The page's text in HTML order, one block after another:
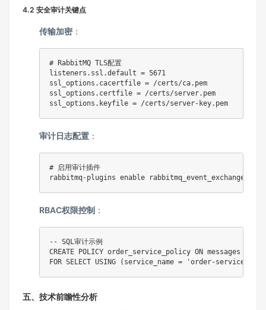
4.2 安全审计关键点
传输加密 ：
# RabbitMQ TLS配置
listeners.ssl.default = 5671
ssl_options.cacertfile = /certs/ca.pem
ssl_options.certfile = /certs/server.pem
ssl_options.keyfile = /certs/server-
审计日志配置 ：
# 启用审计插件
rabbitmq-plugins enable
RBAC权限控制 ：
-- SQL审计示例
CREATE POLICY order_service_policy ON
FOR SELECT USING ( service_name = 'order-service'
五、技术前瞻性分析